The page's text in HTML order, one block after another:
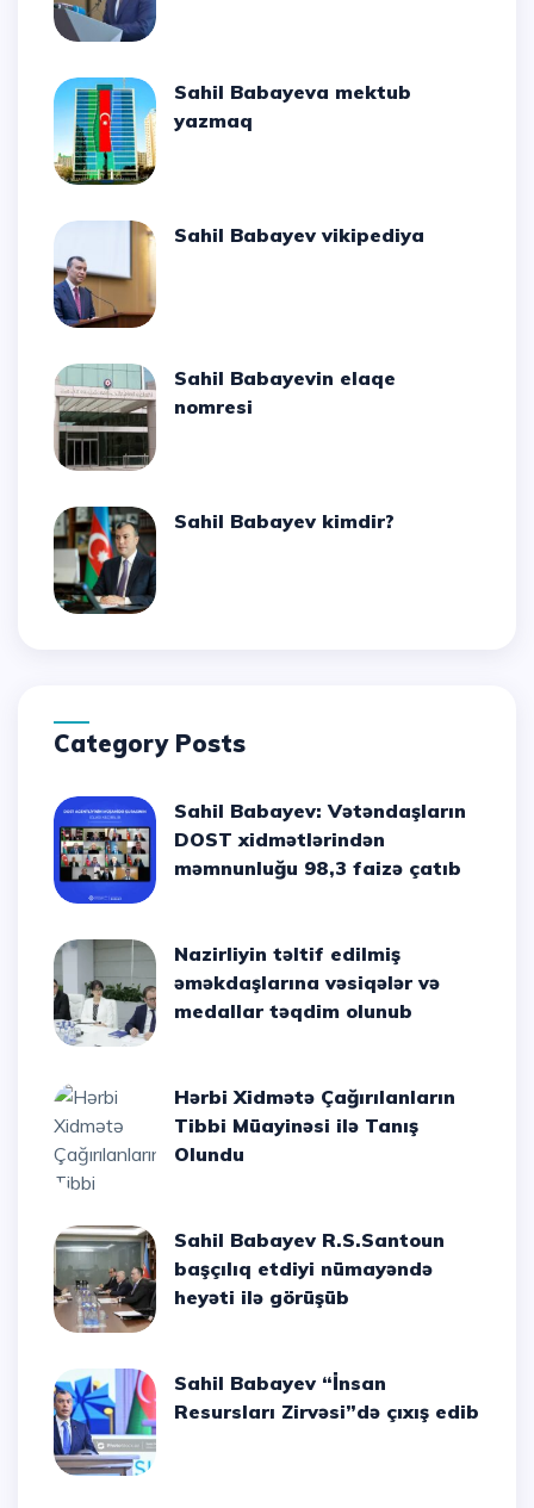
Sahil Babayeva mektub
yazmaq
Sahil Babayev vikipediya
Sahil Babayevin elaqe
nomresi
Sahil Babayev kimdir?
Category Posts
Sahil Babayev: Vətəndaşların
DOST xidmətlərindən
məmnunluğu 98,3 faizə çatıb
Nazirliyin təltif edilmiş
əməkdaşlarına vəsiqələr və
medallar təqdim olunub
Hərbi Xidmətə Çağırılanların
Tibbi Müayinəsi ilə Tanış
Olundu
Sahil Babayev R.S.Santoun
başçılıq etdiyi nümayəndə
heyəti ilə görüşüb
Sahil Babayev “İnsan
Resursları Zirvəsi”də çıxış edib